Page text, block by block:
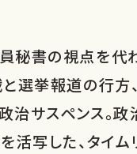
秘書の視点を代
と選挙報道の行方
治サスペンス。政
活写した、タイ